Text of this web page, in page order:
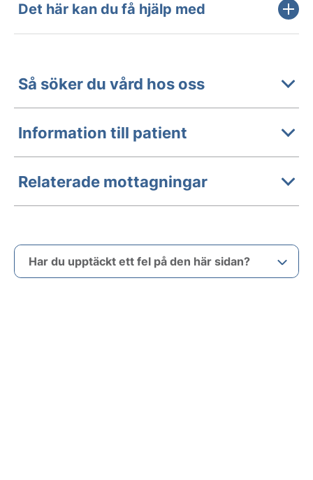
Det här kan du få hjälp med
Så söker du vård hos oss
Information till patient
Relaterade mottagningar
Har du upptäckt ett fel på den här sidan?